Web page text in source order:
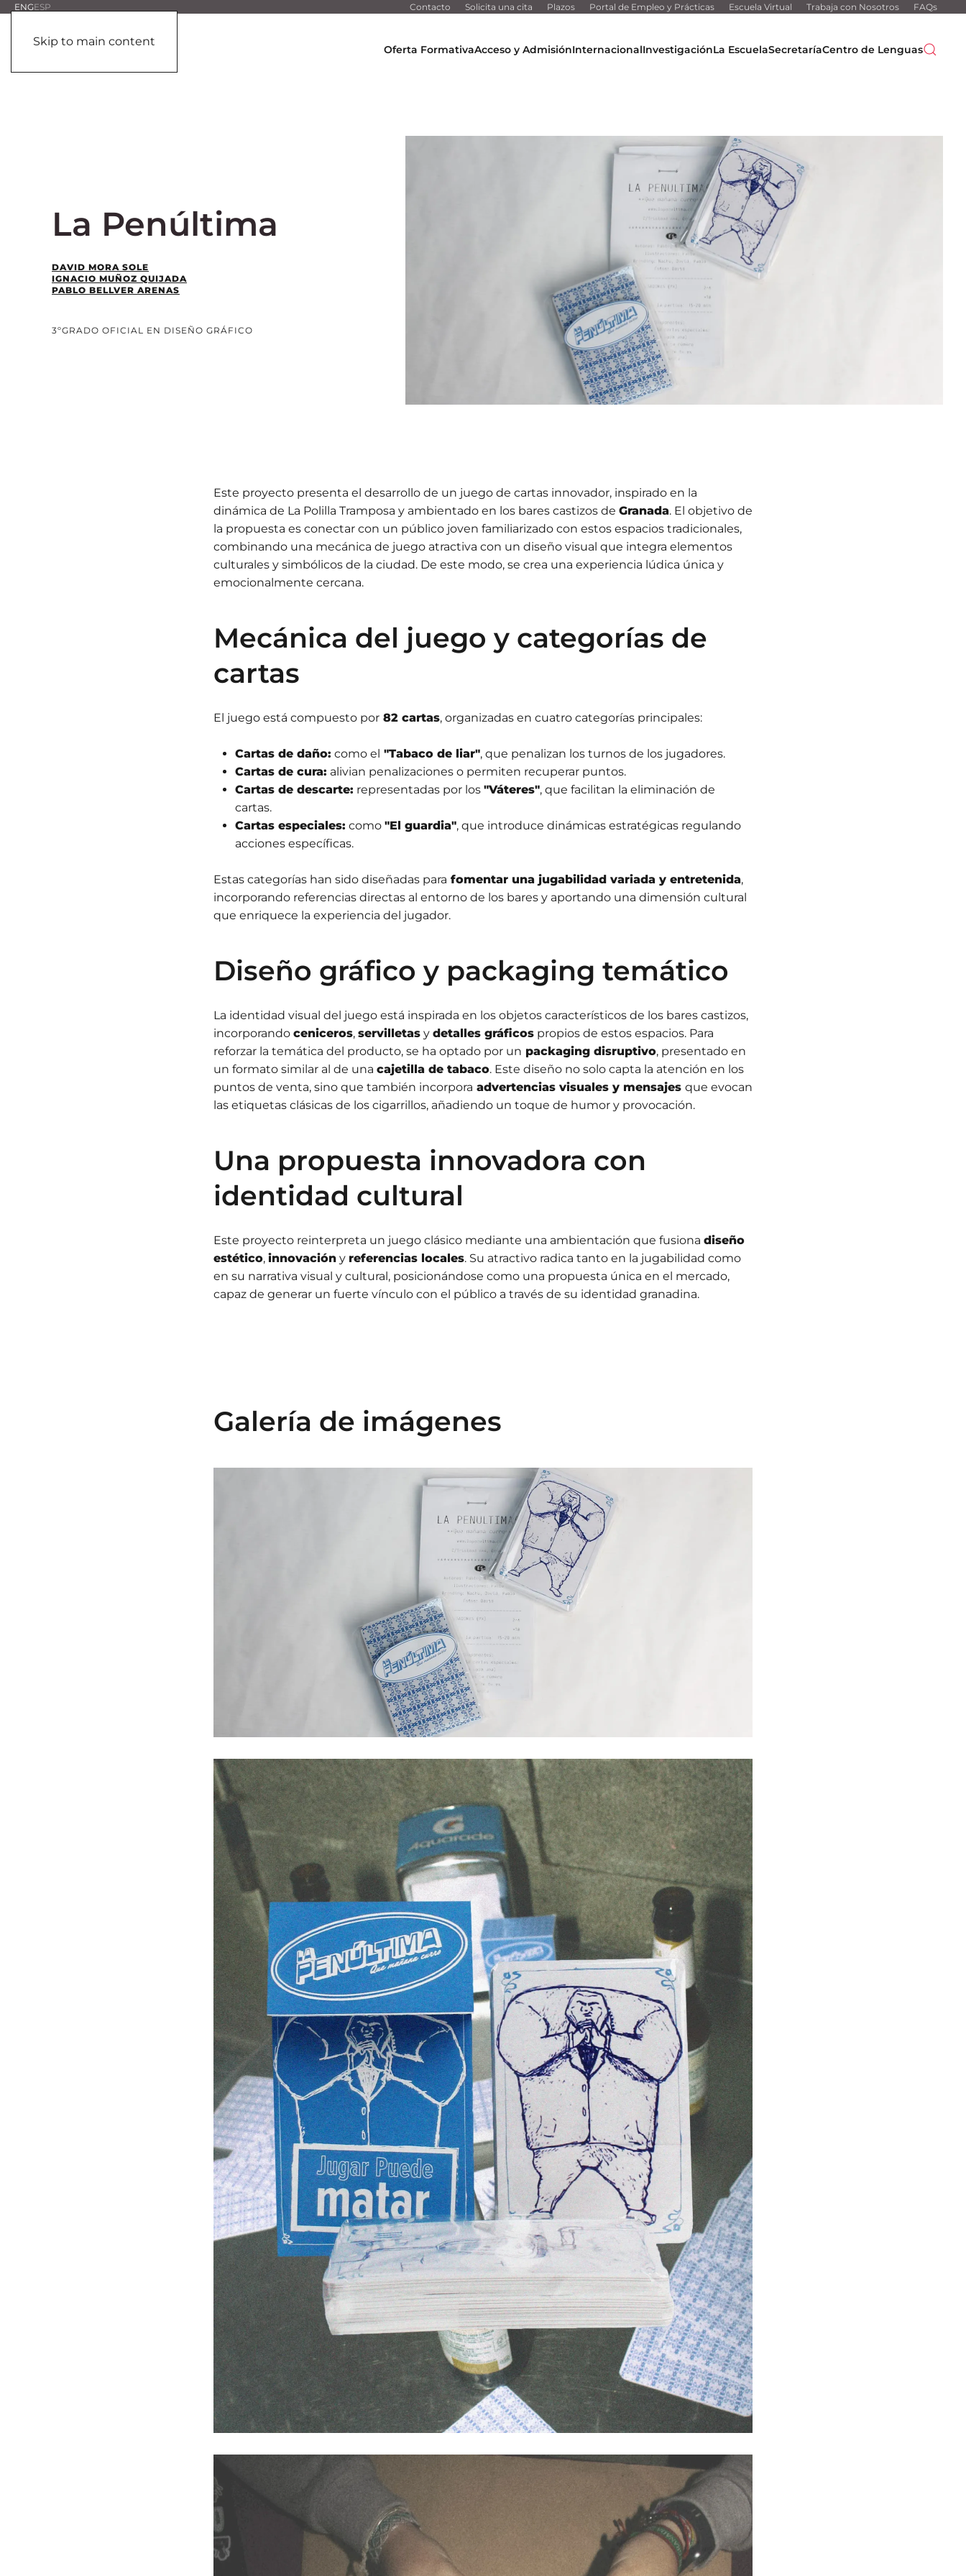
Skip to main content
ENGESP Contacto Solicita una cita Plazos Portal de Empleo y Prácticas Escuela Virtual Trabaja con Nosotros FAQs
Oferta FormativaAcceso y AdmisiónInternacionalInvestigaciónLa EscuelaSecretaríaCentro de Lenguas
La Penúltima
DAVID MORA SOLE
IGNACIO MUÑOZ QUIJADA
PABLO BELLVER ARENAS
3ºGRADO OFICIAL EN DISEÑO GRÁFICO
Este proyecto presenta el desarrollo de un juego de cartas innovador, inspirado en la
dinámica de La Polilla Tramposa y ambientado en los bares castizos de Granada. El objetivo de
la propuesta es conectar con un público joven familiarizado con estos espacios tradicionales,
combinando una mecánica de juego atractiva con un diseño visual que integra elementos
culturales y simbólicos de la ciudad. De este modo, se crea una experiencia lúdica única y
emocionalmente cercana.
Mecánica del juego y categorías de
cartas
El juego está compuesto por 82 cartas, organizadas en cuatro categorías principales:
Cartas de daño: como el "Tabaco de liar", que penalizan los turnos de los jugadores.
Cartas de cura: alivian penalizaciones o permiten recuperar puntos.
Cartas de descarte: representadas por los "Váteres", que facilitan la eliminación de
cartas.
Cartas especiales: como "El guardia", que introduce dinámicas estratégicas regulando
acciones específicas.
Estas categorías han sido diseñadas para fomentar una jugabilidad variada y entretenida,
incorporando referencias directas al entorno de los bares y aportando una dimensión cultural
que enriquece la experiencia del jugador.
Diseño gráfico y packaging temático
La identidad visual del juego está inspirada en los objetos característicos de los bares castizos,
incorporando ceniceros, servilletas y detalles gráficos propios de estos espacios. Para
reforzar la temática del producto, se ha optado por un packaging disruptivo, presentado en
un formato similar al de una cajetilla de tabaco. Este diseño no solo capta la atención en los
puntos de venta, sino que también incorpora advertencias visuales y mensajes que evocan
las etiquetas clásicas de los cigarrillos, añadiendo un toque de humor y provocación.
Una propuesta innovadora con
identidad cultural
Este proyecto reinterpreta un juego clásico mediante una ambientación que fusiona diseño
estético, innovación y referencias locales. Su atractivo radica tanto en la jugabilidad como
en su narrativa visual y cultural, posicionándose como una propuesta única en el mercado,
capaz de generar un fuerte vínculo con el público a través de su identidad granadina.
Galería de imágenes